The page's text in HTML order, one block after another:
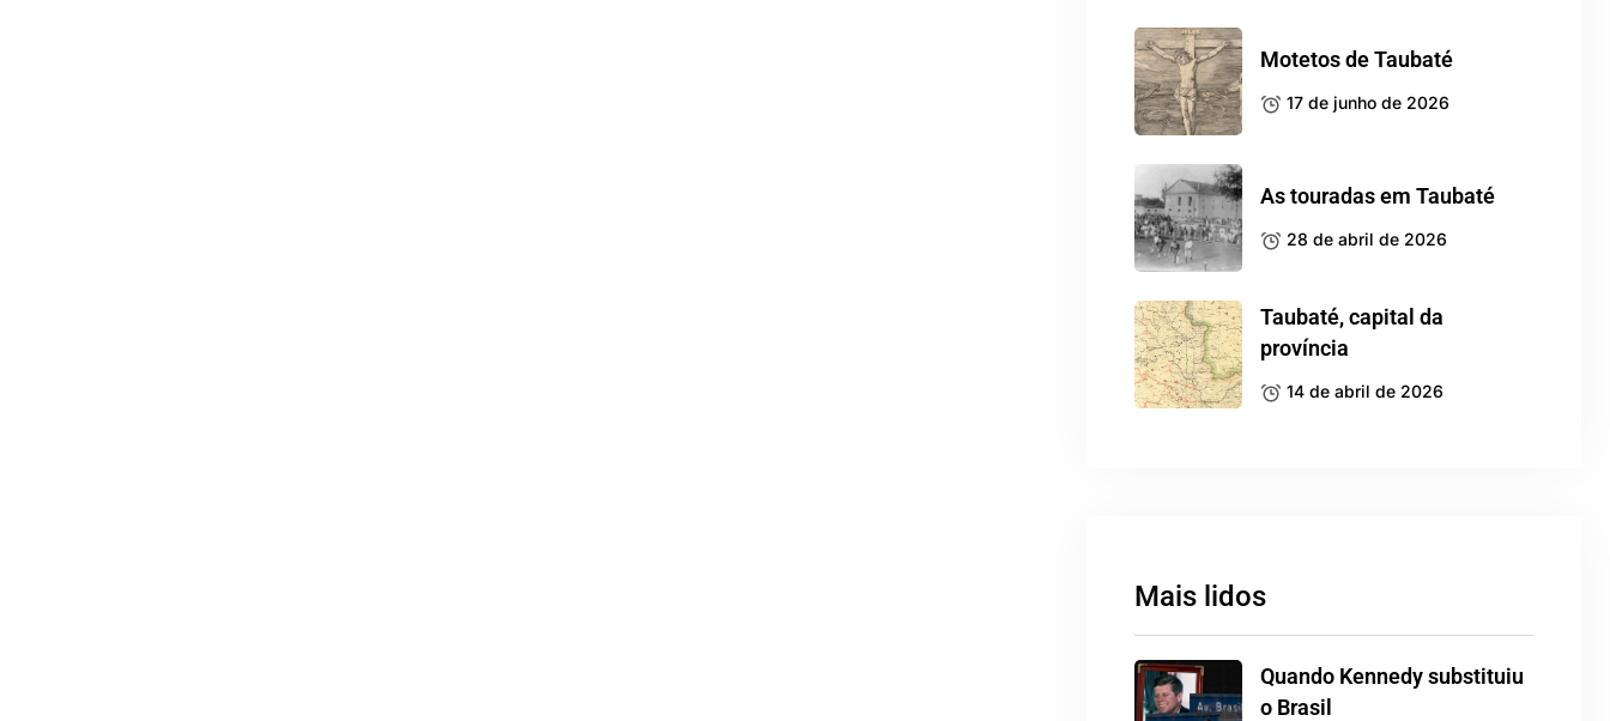
Motetos de Taubaté
17 de junho de 2026
As touradas em Taubaté
28 de abril de 2026
Taubaté, capital da
província
14 de abril de 2026
Mais lidos
Quando Kennedy substituiu
o Brasil